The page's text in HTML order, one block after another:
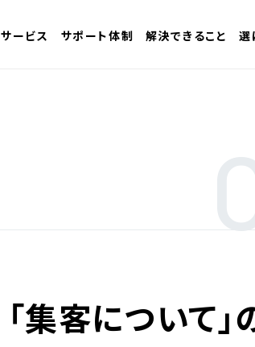
サービス サポート体制 解決できること 選
「集客について